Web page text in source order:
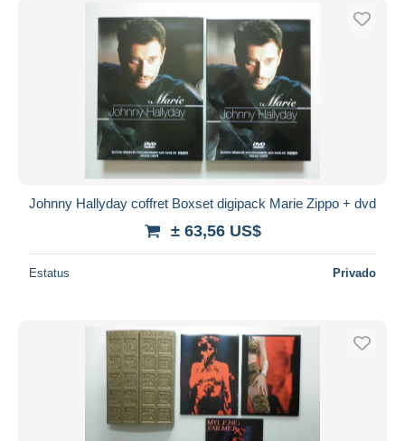
Johnny Hallyday coffret Boxset digipack Marie Zippo + dvd
± 63,56 US$
Estatus Privado